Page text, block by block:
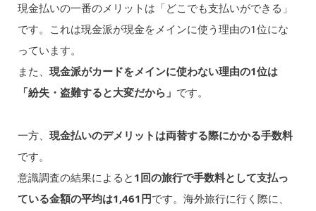
現金払いの一番のメリットは「どこでも支払いができる」
です。これは現金派が現金をメインに使う理由の1位にな
っています。
また、 現金派がカードをメインに使わない理由の1位は
「紛失・盗難すると大変だから」 です。
一方、 現金払いのデメリットは両替する際にかかる手数料
です。
意識調査の結果によると 1回の旅行で手数料として支払っ
ている金額の平均は1,461円です。海外旅行に行く際に、